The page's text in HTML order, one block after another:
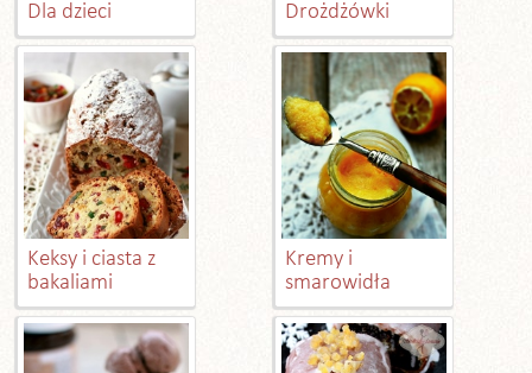
Dla dzieci Drożdżówki
Keksy i ciasta z
bakaliami
Kremy i
smarowidła